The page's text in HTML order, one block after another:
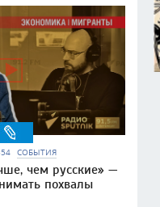
СОБЫТИЯ
чем русские» —
похвалы